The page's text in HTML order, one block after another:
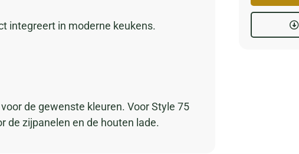
integreert in moderne keukens.
de gewenste kleuren. Voor Style 75
de zijpanelen en de houten lade.